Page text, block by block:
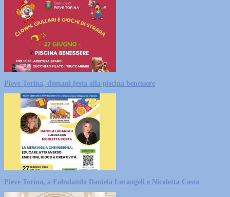
Pieve Torina, domani festa alla piscina benessere
Pieve Torina, a Fabulando Daniela Lucangeli e Nicoletta Costa